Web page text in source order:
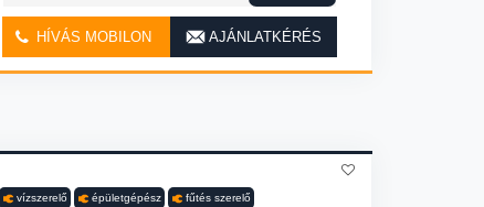
HÍVÁS MOBILON AJÁNLATKÉRÉS
vízszerelő épületgépész fűtés szerelő